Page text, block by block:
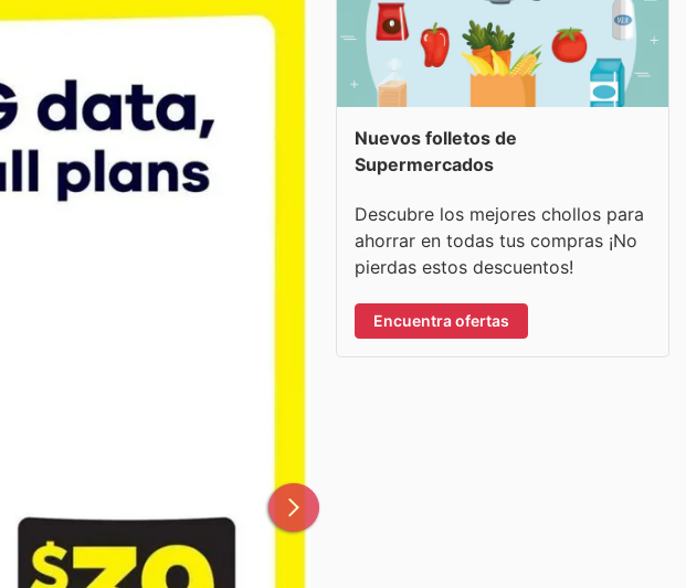
Nuevos folletos de
Supermercados
Descubre los mejores chollos para
ahorrar en todas tus compras ¡No
pierdas estos descuentos!
Encuentra ofertas